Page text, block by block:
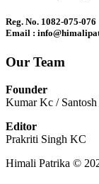
Reg. No. 1082-075-076
Email :
Our Team
Founder
Kumar Kc /
Editor
Prakriti Singh KC
Himali Patrika ©